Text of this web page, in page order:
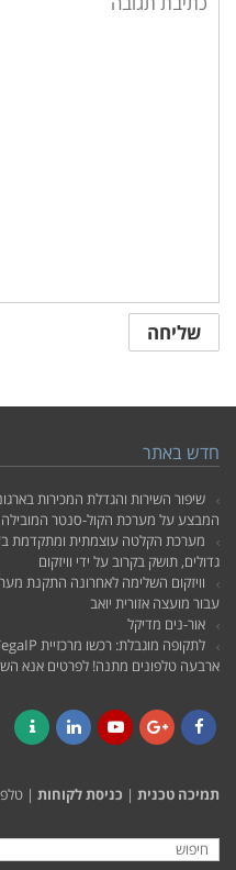
חדש באתר
שיפור השירות והגדלת המכירות
המבצע על מערכת הקול-סנטר
מערכת הקלטה עוצמתית ומתקדמת
גדולים, תושק בקרוב על ידי וויזקום
וויזקום השלימה לאחרונה התקנת
עבור מועצה אזורית יואב
אור-נים מדיקל
ארבעה טלפונים מתנה! לפרטים אנא
תמיכה טכנית | כניסת לקוחות |